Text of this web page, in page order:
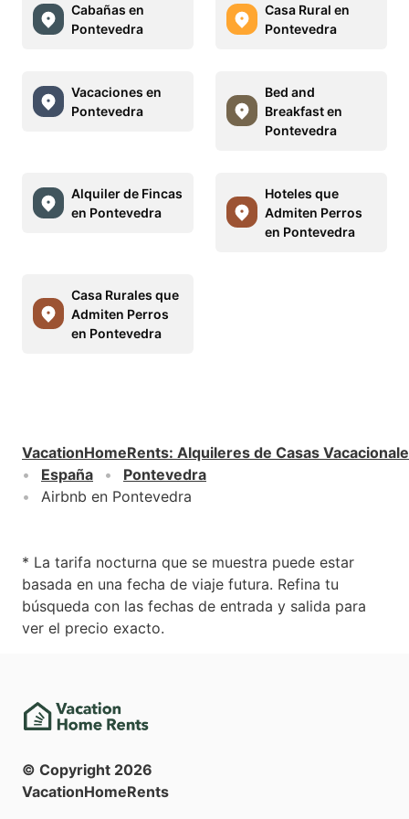
Cabañas en
Pontevedra
Casa Rural en
Pontevedra
Vacaciones en
Pontevedra
Bed and
Breakfast en
Pontevedra
Alquiler de Fincas
en Pontevedra
Hoteles que
Admiten Perros
en Pontevedra
Casa Rurales que
Admiten Perros
en Pontevedra
VacationHomeRents: Alquileres de Casas
España
Pontevedra
Airbnb en Pontevedra
* La tarifa nocturna que se muestra puede estar
basada en una fecha de viaje futura. Refina tu
búsqueda con las fechas de entrada y salida para
ver el precio exacto.
© Copyright 2026
VacationHomeRents